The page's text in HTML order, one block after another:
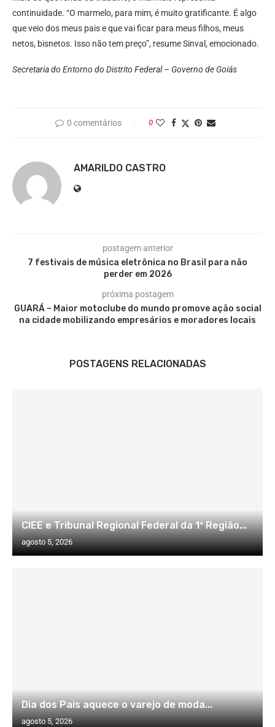
continuidade. “O marmelo, para mim, é muito gratificante. É algo
que veio dos meus pais e que vai ficar para meus filhos, meus
netos, bisnetos. Isso não tem preço”, resume Sinval, emocionado.
Secretaria do Entorno do Distrito Federal – Governo de Goiás
0 comentários 0
AMARILDO CASTRO
postagem anterior
7 festivais de música eletrônica no Brasil para não
perder em 2026
próxima postagem
GUARÁ – Maior motoclube do mundo promove ação social
na cidade mobilizando empresários e moradores locais
POSTAGENS RELACIONADAS
CIEE e Tribunal Regional Federal da 1ª Região...
agosto 5, 2026
Dia dos Pais aquece o varejo de moda...
agosto 5, 2026